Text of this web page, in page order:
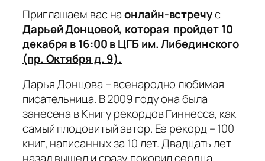
Приглашаем вас наонлайн-встречус
Дарьей Донцовой, которая пройдет 10
декабря в 16:00 в ЦГБ им. Либединского
(пр. Октября д. 9).
Дарья Донцова – всенародно любимая
писательница. В 2009 году она была
занесена в Книгу рекордов Гиннесса, как
самый плодовитый автор. Ее рекорд – 100
книг, написанных за 10 лет. Двадцать лет